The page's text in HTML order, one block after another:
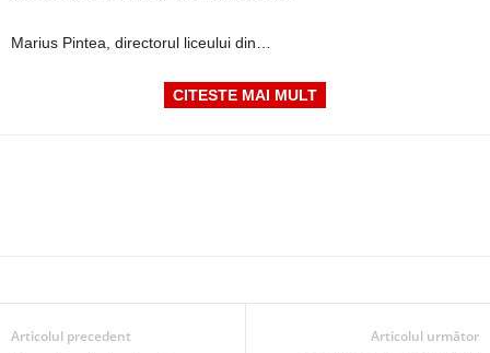
Marius Pintea, directorul liceului din…
CITESTE MAI MULT
Articolul precedent Articolul următor